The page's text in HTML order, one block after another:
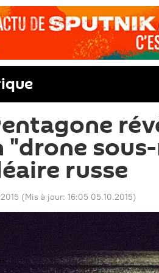
"drone
russe
(Mis à jour: 16:05 05.10.2015)